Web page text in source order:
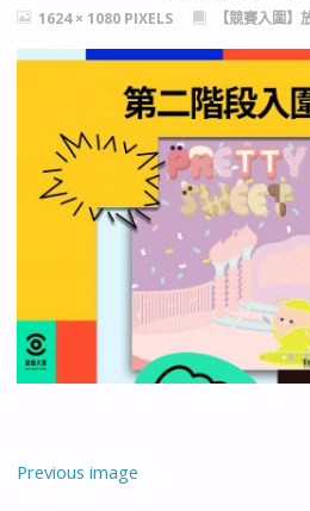
FULL1624 × 1080 PIXELS 【競賽入圍
Previous image